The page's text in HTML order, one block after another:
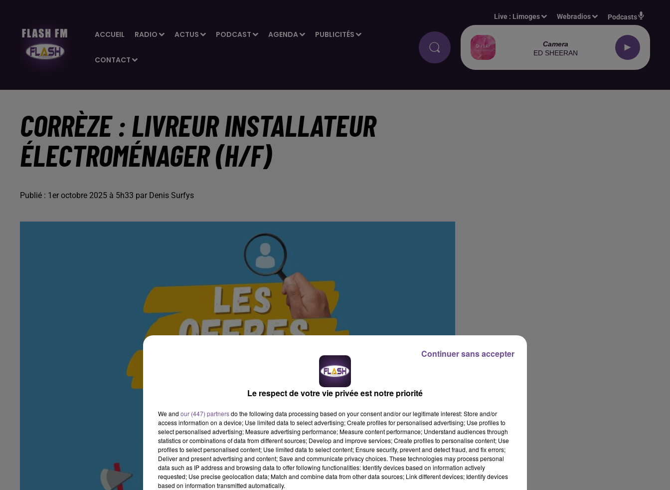
ACCUEIL RADIO ACTUS PODCAST AGENDA PUBLICITÉS
CONTACT
Live : Limoges Webradios Podcasts
Camera
ED SHEERAN
CORRÈZE : LIVREUR INSTALLATEUR
ÉLECTROMÉNAGER (H/F)
Publié : 1er octobre 2025 à 5h33 par Denis Surfys
Le respect de votre vie privée est notre priorité
We and our (447) partnersdo the following data processing based on your consent and/or our legitimate interest: Store and/or
access information on a device; Use limited data to select advertising; Create profiles for personalised advertising; Use profiles to
select personalised advertising; Measure advertising performance; Measure content performance; Understand audiences through
statistics or combinations of data from different sources; Develop and improve services; Create profiles to personalise content; Use
profiles to select personalised content; Use limited data to select content; Ensure security, prevent and detect fraud, and fix errors;
Deliver and present advertising and content; Save and communicate privacy choices. These technologies may process personal
data such as IP address and browsing data to offer following functionalities: Identify devices based on information actively
requested; Use precise geolocation data; Match and combine data from other data sources; Link different devices; Identify devices
based on information transmitted automatically.
Continuer sans accepter